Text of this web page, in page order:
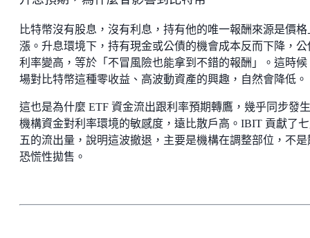
比特幣沒有股息，沒有利息，持有他的唯一報酬來源是價格
漲。升息環境下，持有現金或公債的機會成本反而下降，公
利率變高，等於「不冒風險也能拿到不錯的報酬」。這時候
場對比特幣這種零收益、高波動資產的興趣，自然會降低。
這也是為什麼 ETF 資金流出跟利率預期轉鷹，幾乎同步發
機構資金對利率環境的敏感度，遠比散戶高。IBIT 貢獻了
五的流出量，說明這波撤退，主要是機構在調整部位，不是
恐慌性拋售。